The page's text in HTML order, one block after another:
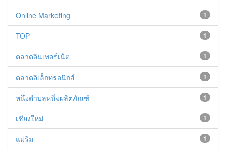
1
Online Marketing
1
TOP
1
ตลาดอินเทอร์เน็ต
1
ตลาดอิเล็กทรอนิกส์
1
หนึ่งตำบลหนึ่งผลิตภัณฑ์
1
เชียงใหม่
1
แม่ริม